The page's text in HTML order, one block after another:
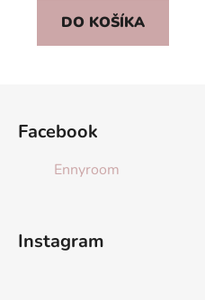
DO KOŠÍKA
Facebook
Ennyroom
Instagram